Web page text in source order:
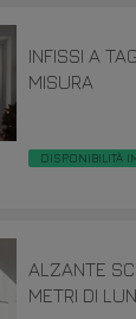
INFISSI A
MISURA
DISPONIBILITÀ
ALZANTE
METRI DI